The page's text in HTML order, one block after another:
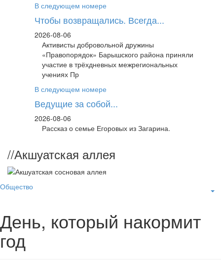
В следующем номере
Чтобы возвращались. Всегда...
2026-08-06
Активисты добровольной дружины
«Правопорядок» Барышского района приняли
участие в трёхдневных межрегиональных
учениях Пр
В следующем номере
Ведущие за собой...
2026-08-06
Рассказ о семье Егоровых из Загарина.
//Акшуатская аллея
Общество
День, который накормит
год